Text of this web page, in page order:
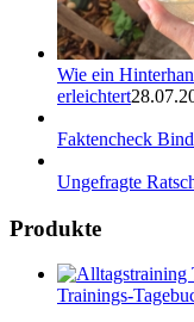
Wie ein
erleichtert
Faktencheck
Ungefragte
Produkte
Trainings-